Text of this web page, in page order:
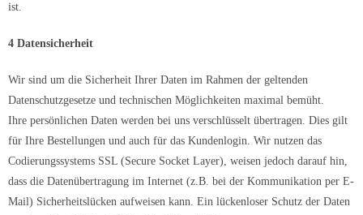
ist.
4 Datensicherheit
Wir sind um die Sicherheit Ihrer Daten im Rahmen der geltenden
Datenschutzgesetze und technischen Möglichkeiten maximal bemüht.
Ihre persönlichen Daten werden bei uns verschlüsselt übertragen. Dies gilt
für Ihre Bestellungen und auch für das Kundenlogin. Wir nutzen das
Codierungssystems SSL (Secure Socket Layer), weisen jedoch darauf hin,
dass die Datenübertragung im Internet (z.B. bei der Kommunikation per E-
Mail) Sicherheitslücken aufweisen kann. Ein lückenloser Schutz der Daten